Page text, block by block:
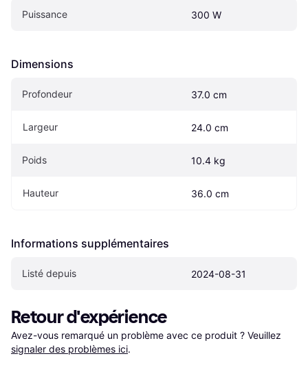
Puissance 300 W
Dimensions
Profondeur 37.0 cm
Largeur 24.0 cm
Poids 10.4 kg
Hauteur 36.0 cm
Informations supplémentaires
Listé depuis 2024-08-31
Retour d'expérience
Avez-vous remarqué un problème avec ce produit ? Veuillez
signaler des problèmes ici.